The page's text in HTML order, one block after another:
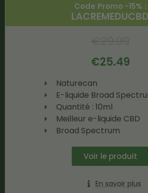
Code Promo -15% :
LACREMEDUCBD
€25.49
Naturecan
E-liquide Broad
Quantité : 10ml
Meilleur e-liquide CBD
Broad Spectrum
Voir le produit
En savoir plus